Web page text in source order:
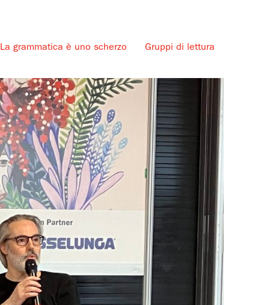
La grammatica è uno scherzo Gruppi di lettura